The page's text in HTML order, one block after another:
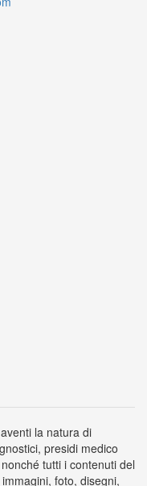
la natura di
presidi medico
tutti i contenuti del
foto, disegni,